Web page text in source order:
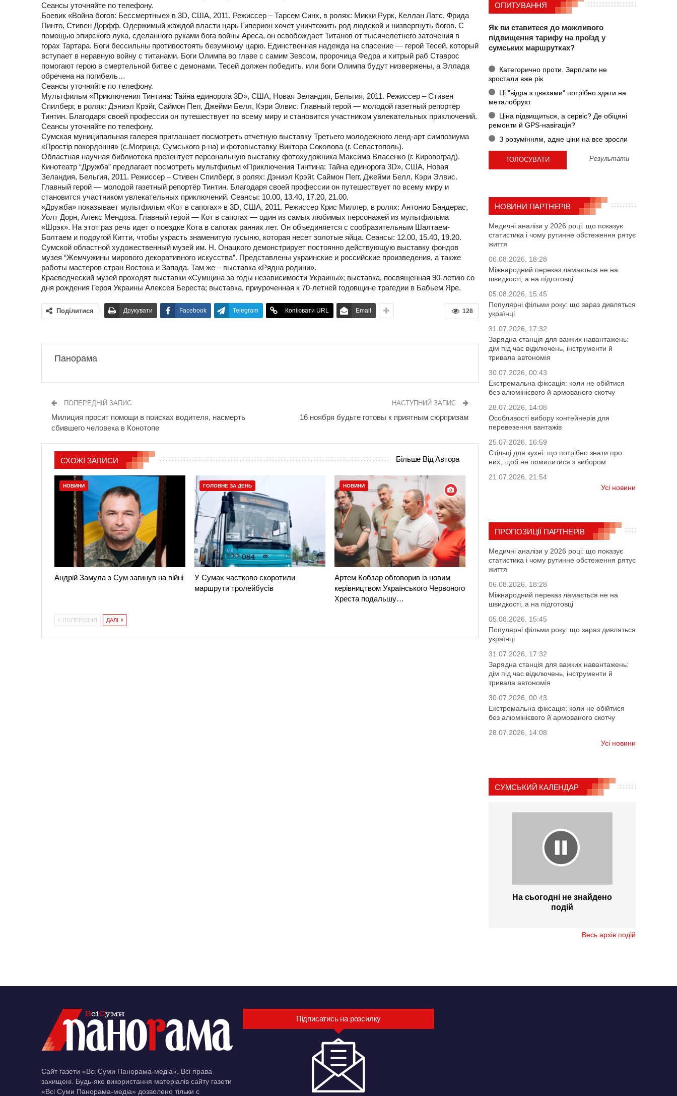
Сеансы уточняйте по телефону.
Боевик «Война богов: Бессмертные» в 3D, США, 2011. Режиссер – Тарсем Синх, в ролях: Микки Рурк, Келлан Латс, Фрида
Пинто, Стивен Дорфф. Одержимый жаждой власти царь Гиперион хочет уничтожить род людской и низвергнуть богов. С
помощью эпирского лука, сделанного руками бога войны Ареса, он освобождает Титанов от тысячелетнего заточения в
горах Тартара. Боги бессильны противостоять безумному царю. Единственная надежда на спасение — герой Тесей, который
вступает в неравную войну с титанами. Боги Олимпа во главе с самим Зевсом, пророчица Федра и хитрый раб Ставрос
помогают герою в смертельной битве с демонами. Тесей должен победить, или боги Олимпа будут низвержены, а Эллада
обречена на погибель…
Сеансы уточняйте по телефону.
Мультфильм «Приключения Тинтина: Тайна единорога 3D», США, Новая Зеландия, Бельгия, 2011. Режиссер – Стивен
Спилберг, в ролях: Дэниэл Крэйг, Саймон Пегг, Джейми Белл, Кэри Элвис. Главный герой — молодой газетный репортёр
Тинтин. Благодаря своей профессии он путешествует по всему миру и становится участником увлекательных приключений.
Сеансы уточняйте по телефону.
Сумская муниципальная галерея приглашает посмотреть отчетную выставку Третьего молодежного ленд-арт симпозиума
«Простір покордоння» (с.Могрица, Сумського р-на) и фотовыставку Виктора Соколова (г. Севастополь).
Областная научная библиотека презентует персональную выставку фотохудожника Максима Власенко (г. Кировоград).
Кинотеатр “Дружба” предлагает посмотреть мультфильм «Приключения Тинтина: Тайна единорога 3D», США, Новая
Зеландия, Бельгия, 2011. Режиссер – Стивен Спилберг, в ролях: Дэниэл Крэйг, Саймон Пегг, Джейми Белл, Кэри Элвис.
Главный герой — молодой газетный репортёр Тинтин. Благодаря своей профессии он путешествует по всему миру и
становится участником увлекательных приключений. Сеансы: 10.00, 13.40, 17.20, 21.00.
«Дружба» показывает мультфильм «Кот в сапогах» в 3D, США, 2011. Режиссер Крис Миллер, в ролях: Антонио Бандерас,
Уолт Дорн, Алекс Мендоза. Главный герой — Кот в сапогах — один из самых любимых персонажей из мультфильма
«Шрэк». На этот раз речь идет о поездке Кота в сапогах ранних лет. Он объединяется с сообразительным Шалтаем-
Болтаем и подругой Китти, чтобы украсть знаменитую гусыню, которая несет золотые яйца. Сеансы: 12.00, 15.40, 19.20.
Сумской областной художественный музей им. Н. Онацкого демонстрирует постоянно действующую выставку фондов
музея “Жемчужины мирового декоративного искусства”. Представлены украинские и российские произведения, а также
работы мастеров стран Востока и Запада. Там же – выставка «Рядна родини».
Краеведческий музей проходят выставки «Сумщина за годы независимости Украины»; выставка, посвященная 90-летию со
дня рождения Героя Украины Алексея Береста; выставка, приуроченная к 70-летней годовщине трагедии в Бабьем Яре.
128
Поділитися Друкувати Facebook Telegram Копіювати URL Email
Панорама
ПОПЕРЕДНІЙ ЗАПИС
Милиция просит помощи в поисках водителя, насмерть
сбившего человека в Конотопе
НАСТУПНИЙ ЗАПИС
16 ноября будьте готовы к приятным сюрпризам
СХОЖІ ЗАПИСИ Більше Від Автора
НОВИНИ
Андрій Замула з Сум загинув на війні
ГОЛОВНЕ ЗА ДЕНЬ
У Сумах частково скоротили
маршрути тролейбусів
НОВИНИ
Артем Кобзар обговорив із новим
керівництвом Українського Червоного
Хреста подальшу…
ПОПЕРЕДНЯ ДАЛІ
ОПИТУВАННЯ
Як ви ставитеся до можливого
підвищення тарифу на проїзд у
сумських маршрутках?
Категорично проти. Зарплати не
зростали вже рік
Ці "відра з цвяхами" потрібно здати на
металобрухт
Ціна підвищиться, а сервіс? Де обіцяні
ремонти й GPS-навігація?
З розумінням, адже ціни на все зросли
Результати
НОВИНИ ПАРТНЕРІВ
Медичні аналізи у 2026 році: що показує
статистика і чому рутинне обстеження рятує
життя
06.08.2026, 18:28
Міжнародний переказ ламається не на
швидкості, а на підготовці
05.08.2026, 15:45
Популярні фільми року: що зараз дивляться
українці
31.07.2026, 17:32
Зарядна станція для важких навантажень:
дім під час відключень, інструменти й
тривала автономія
30.07.2026, 00:43
Екстремальна фіксація: коли не обійтися
без алюмінієвого й армованого скотчу
28.07.2026, 14:08
Особливості вибору контейнерів для
перевезення вантажів
25.07.2026, 16:59
Стільці для кухні: що потрібно знати про
них, щоб не помилитися з вибором
21.07.2026, 21:54
Усі новини
ПРОПОЗИЦІЇ ПАРТНЕРІВ
Медичні аналізи у 2026 році: що показує
статистика і чому рутинне обстеження рятує
життя
06.08.2026, 18:28
Міжнародний переказ ламається не на
швидкості, а на підготовці
05.08.2026, 15:45
Популярні фільми року: що зараз дивляться
українці
31.07.2026, 17:32
Зарядна станція для важких навантажень:
дім під час відключень, інструменти й
тривала автономія
30.07.2026, 00:43
Екстремальна фіксація: коли не обійтися
без алюмінієвого й армованого скотчу
28.07.2026, 14:08
Усі новини
СУМСЬКИЙ КАЛЕНДАР
На сьогодні не знайдено
подій
Весь архів подій
Сайт газети «Всі Суми Панорама-медіа». Всі права
захищені. Будь-яке використання матеріалів сайту газети
«Всі Суми Панорама-медіа» дозволено тільки c
Підписатись на розсилку